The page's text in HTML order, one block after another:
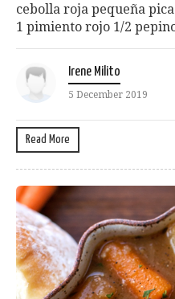
cebolla roja pequeña
1 pimiento rojo 1/2
Irene Milito
5 December 2019
Read More